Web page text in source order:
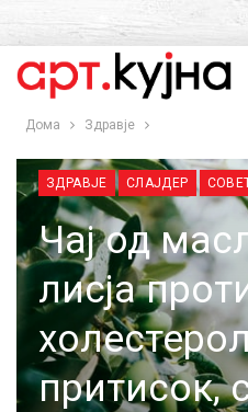
Дома Здравје
ЗДРАВЈЕ СЛАЈДЕР
Чај од
лисја
притисок,